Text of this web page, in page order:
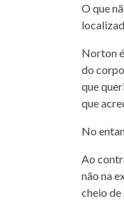
O que
Norton
do
que
que
No
Ao
não na
cheio de